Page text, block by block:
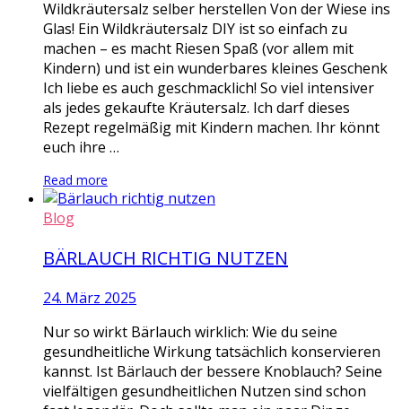
Wildkräutersalz selber herstellen Von der Wiese ins
Glas! Ein Wildkräutersalz DIY ist so einfach zu
machen – es macht Riesen Spaß (vor allem mit
Kindern) und ist ein wunderbares kleines Geschenk
Ich liebe es auch geschmacklich! So viel intensiver
als jedes gekaufte Kräutersalz. Ich darf dieses
Rezept regelmäßig mit Kindern machen. Ihr könnt
euch ihre …
Read more
Blog
BÄRLAUCH RICHTIG NUTZEN
24. März 2025
Nur so wirkt Bärlauch wirklich: Wie du seine
gesundheitliche Wirkung tatsächlich konservieren
kannst. Ist Bärlauch der bessere Knoblauch? Seine
vielfältigen gesundheitlichen Nutzen sind schon